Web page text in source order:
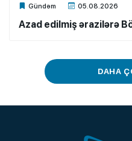
Gündəm 05.08.2026
Xalq.Online
Azad edilmiş ərazilərə
DAHA